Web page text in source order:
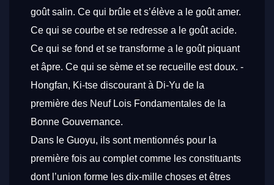
goût salin. Ce qui brûle et s’élève a le goût amer.
Ce qui se courbe et se redresse a le goût acide.
Ce qui se fond et se transforme a le goût piquant
et âpre. Ce qui se sème et se recueille est doux. -
Hongfan, Ki-tse discourant à Di-Yu de la
première des Neuf Lois Fondamentales de la
Bonne Gouvernance.
Dans le Guoyu, ils sont mentionnés pour la
première fois au complet comme les constituants
dont l’union forme les dix-mille choses et êtres